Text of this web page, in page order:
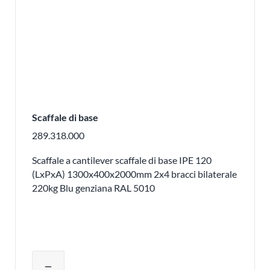
Scaffale di base
289.318.000
Scaffale a cantilever scaffale di base IPE 120
(LxPxA) 1300x400x2000mm 2x4 bracci bilaterale
220kg Blu genziana RAL 5010
remove